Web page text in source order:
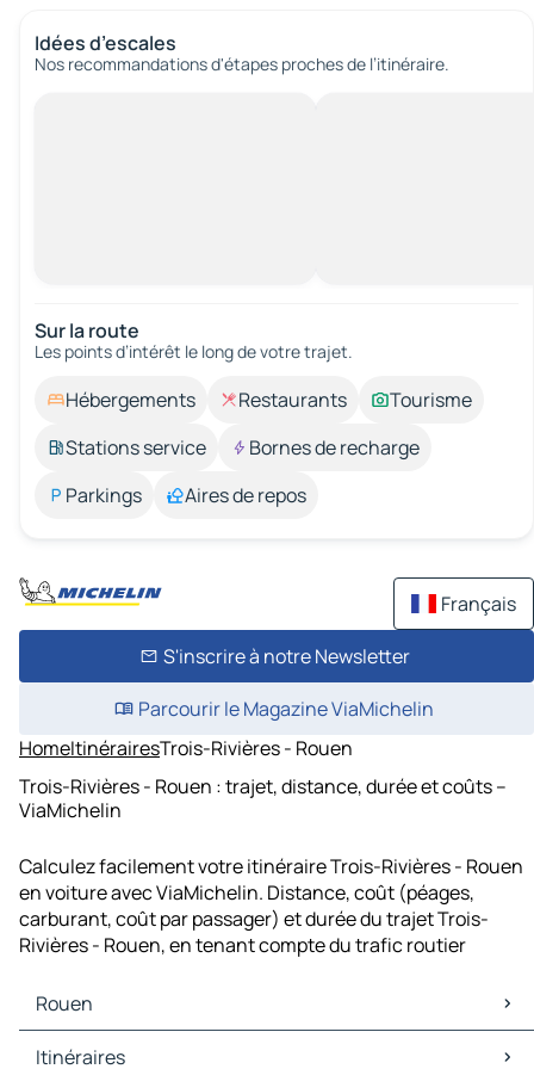
Idées d’escales
Nos recommandations d'étapes proches de l’itinéraire.
Sur la route
Les points d’intérêt le long de votre trajet.
Hébergements Restaurants
Tourisme
Stations service
Bornes de recharge
Parkings
Aires de repos
Français
S'inscrire à notre Newsletter
Parcourir le Magazine ViaMichelin
HomeItinérairesTrois-Rivières - Rouen
Trois-Rivières - Rouen : trajet, distance, durée et coûts –
ViaMichelin
Calculez facilement votre itinéraire Trois-Rivières - Rouen
en voiture avec ViaMichelin. Distance, coût (péages,
carburant, coût par passager) et durée du trajet Trois-
Rivières - Rouen, en tenant compte du trafic routier
Rouen
Rouen Cartes et plans
Itinéraires